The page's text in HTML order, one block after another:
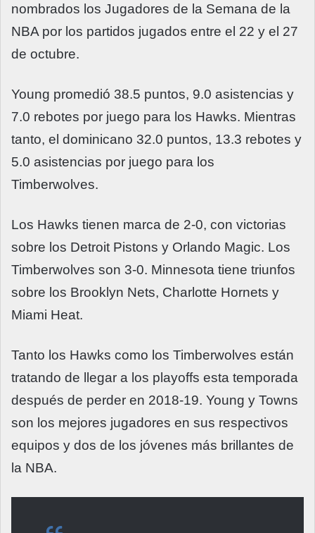
nombrados los Jugadores de la Semana de la
NBA por los partidos jugados entre el 22 y el 27
de octubre.
Young promedió 38.5 puntos, 9.0 asistencias y
7.0 rebotes por juego para los Hawks. Mientras
tanto, el dominicano 32.0 puntos, 13.3 rebotes y
5.0 asistencias por juego para los
Timberwolves.
Los Hawks tienen marca de 2-0, con victorias
sobre los Detroit Pistons y Orlando Magic. Los
Timberwolves son 3-0. Minnesota tiene triunfos
sobre los Brooklyn Nets, Charlotte Hornets y
Miami Heat.
Tanto los Hawks como los Timberwolves están
tratando de llegar a los playoffs esta temporada
después de perder en 2018-19. Young y Towns
son los mejores jugadores en sus respectivos
equipos y dos de los jóvenes más brillantes de
la NBA.